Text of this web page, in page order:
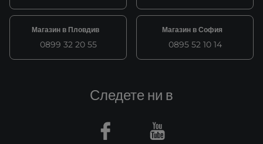
Магазин в Пловдив
0899 32 20 55
Магазин в София
0895 52 10 14
Следете ни в
Facebook Youtube